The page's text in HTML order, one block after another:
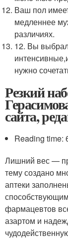
Ваш пол
медленнее
различиях.
12. Вы
нужно
Резкий
сайта,
Reading time:
Лишний вес —
тему создано
аптеки
фармацевтов
азартом и